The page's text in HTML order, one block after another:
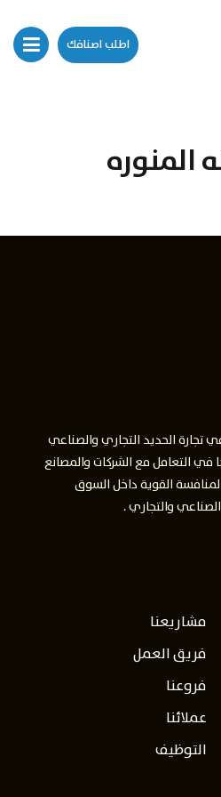
اطلب اصنافك
المنوره
الحديد التجاري والصناعي
التعامل مع الشركات والمصانع
القوية داخل السوق
والتجاري .
مشاريعنا
فريق العمل
فروعنا
عملائنا
التوظيف